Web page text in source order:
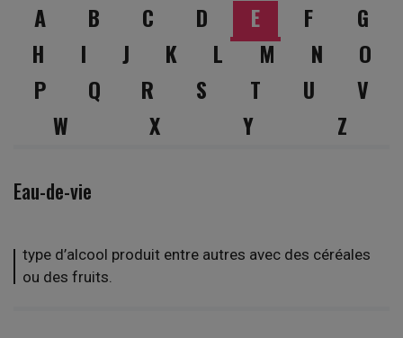
A B C D E F
G
H
I J K L M N
O
P
Q R S T U
V
W
X Y Z
Eau-de-vie
type d’alcool produit entre autres avec des céréales
ou des fruits.